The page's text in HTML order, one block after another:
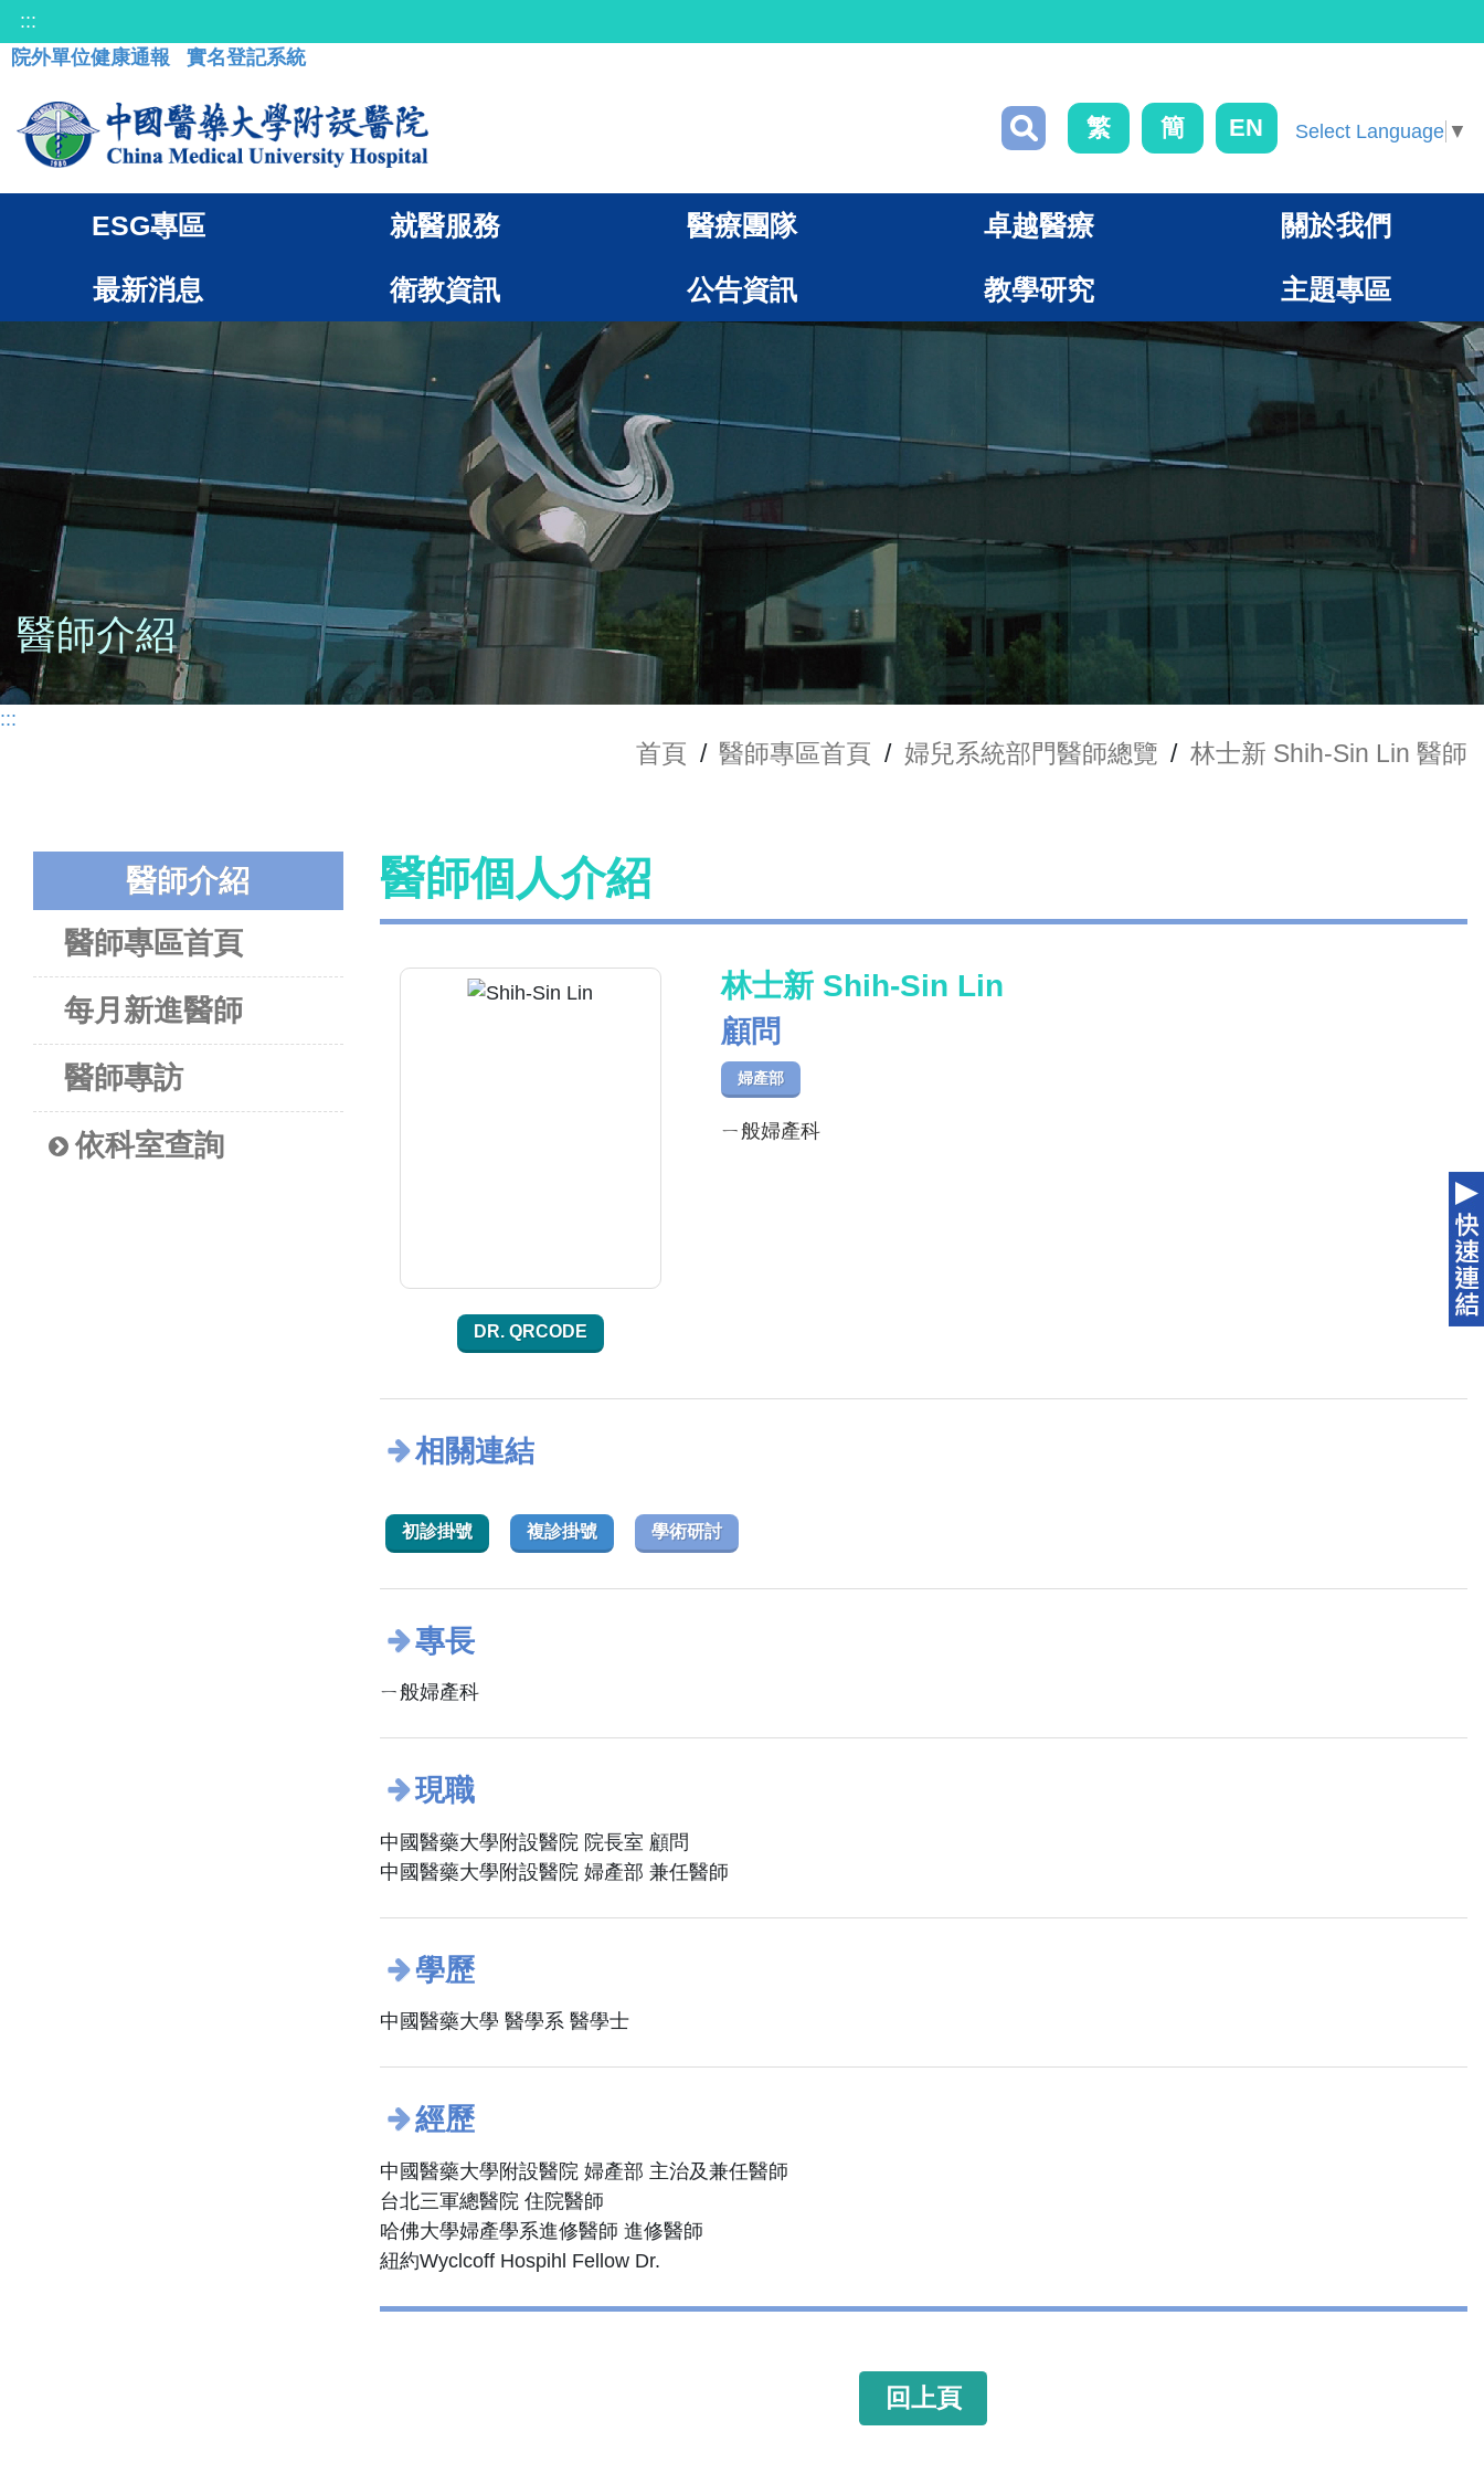
:::
院外單位健康通報
實名登記系統
繁 簡 EN Select Language ▼
ESG專區 就醫服務 醫療團隊 卓越醫療 關於我們
最新消息 衛教資訊 公告資訊 教學研究 主題專區
醫師介紹
:::
首頁 / 醫師專區首頁 / 婦兒系統部門醫師總覽 / 林士新 Shih-Sin Lin 醫師
醫師介紹
醫師專區首頁
每月新進醫師
醫師專訪
依科室查詢
醫師個人介紹
DR. QRCODE
林士新 Shih-Sin Lin
顧問
婦產部
ㄧ般婦產科
相關連結
初診掛號 複診掛號 學術研討
專長
ㄧ般婦產科
現職
中國醫藥大學附設醫院 院長室 顧問
中國醫藥大學附設醫院 婦產部 兼任醫師
學歷
中國醫藥大學 醫學系 醫學士
經歷
中國醫藥大學附設醫院 婦產部 主治及兼任醫師
台北三軍總醫院 住院醫師
哈佛大學婦產學系進修醫師 進修醫師
紐約Wyclcoff Hospihl Fellow Dr.
回上頁